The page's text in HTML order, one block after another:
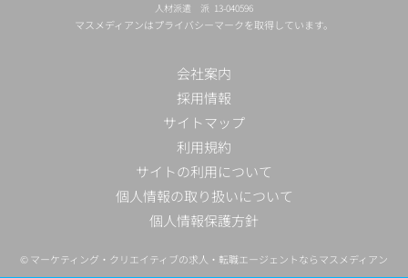
人材派遣 派 13-040596
マスメディアンはプライバシーマークを取得しています。
会社案内
採用情報
サイトマップ
利用規約
サイトの利用について
個人情報の取り扱いについて
個人情報保護方針
© マーケティング・クリエイティブの求人・転職エージェントならマスメディアン